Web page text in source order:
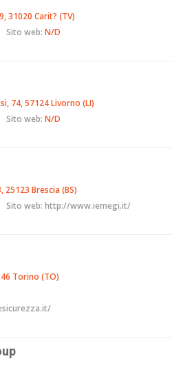
31020 Carit? (TV)
Sito web: N/D
74, 57124 Livorno (LI)
Sito web: N/D
25123 Brescia (BS)
Sito web: http://www.iemegi.it/
Torino (TO)